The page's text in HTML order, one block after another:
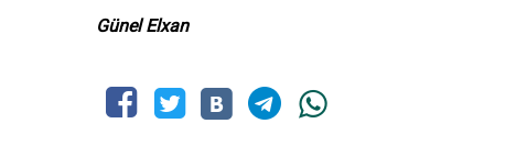
Günel Elxan